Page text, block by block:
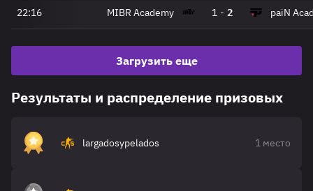
22:16 MIBR Academy 1 - 2 paiN
Загрузить еще
Результаты и распределение призовых
largadosypelados 1 место